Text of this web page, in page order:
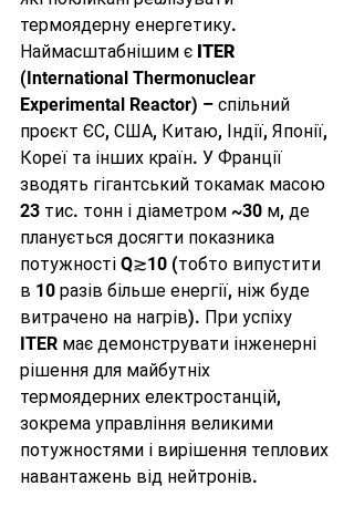
термоядерну енергетику.
Наймасштабнішим є ITER
(International Thermonuclear
Experimental Reactor) – спільний
проєкт ЄС, США, Китаю, Індії, Японії,
Кореї та інших країн. У Франції
зводять гігантський токамак масою
23 тис. тонн і діаметром ~30 м, де
планується досягти показника
потужності Q≳10 (тобто випустити
в 10 разів більше енергії, ніж буде
витрачено на нагрів). При успіху
ITER має демонструвати інженерні
рішення для майбутніх
термоядерних електростанцій,
зокрема управління великими
потужностями і вирішення теплових
навантажень від нейтронів.